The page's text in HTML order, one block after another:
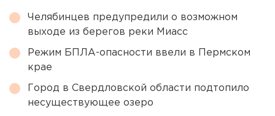
Челябинцев предупредили о возможном
выходе из берегов реки Миасс
Режим БПЛА-опасности ввели в Пермском
крае
Город в Свердловской области подтопило
несуществующее озеро